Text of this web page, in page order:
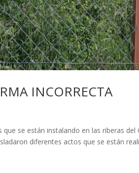
INCORRECTA
se están instalando en las riberas
diferentes actos que se están